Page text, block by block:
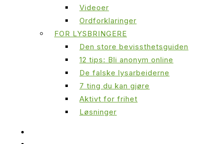
Videoer
Ordforklaringer
FOR LYSBRINGERE
Den store bevissthetsguiden
12 tips: Bli anonym online
De falske lysarbeiderne
7 ting du kan gjøre
Aktivt for frihet
Løsninger